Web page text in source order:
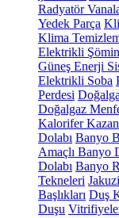
Radyatör
Yedek Parça
Klima
Elektrikli
Güneş Enerji
Elektrikli Soba
Perdesi
Doğalgaz
Kalorifer
Dolabı Banyo
Amaçlı Banyo
Dolabı Banyo
Tekneleri
Başlıkları Duş
Duşu